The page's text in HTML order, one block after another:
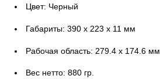
Цвет: Черный
Габариты: 390 x 223 x 11 мм
Рабочая область: 279.4 x 174.6 мм
Вес нетто: 880 гр.